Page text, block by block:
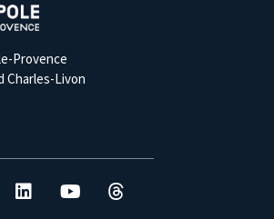
Provence
Charles-Livon